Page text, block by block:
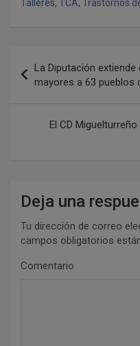
Talleres, TCA, Trastornos
La Diputación
mayores a 63 pueblos
El CD
Deja una
Tu dirección de correo
campos obligatorios
Comentario